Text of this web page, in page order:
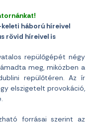
háború híreivel
rövid híreivel is
repülőgépét négy
meg, miközben a
repülőtéren. Az ír
elszigetelt provokáció,
forrásai szerint az